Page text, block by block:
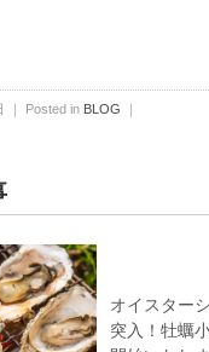
｜ Posted in BLOG ｜
オイスター
突入！牡蠣